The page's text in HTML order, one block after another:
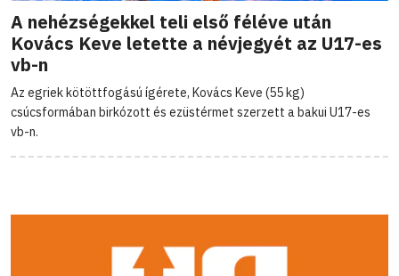
A nehézségekkel teli első féléve után
Kovács Keve letette a névjegyét az U17-es
vb-n
Az egriek kötöttfogású ígérete, Kovács Keve (55 kg)
csúcsformában birkózott és ezüstérmet szerzett a bakui U17-es
vb-n.